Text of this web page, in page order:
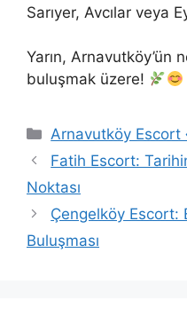
Sarıyer, Avcılar veya
Yarın, Arnavutköy’ün
buluşmak üzere!
Kategoriler
Arnavutköy Escort
Fatih Escort:
Noktası
Çengelköy Escort:
Buluşması